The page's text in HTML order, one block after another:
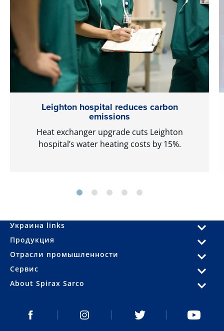
Leighton hospital reduces carbon
emissions
Heat exchanger upgrade cuts Leighton
hospital’s water heating costs by 15%.
Украина links
Продукция
Отрасли промышленности
Сервис
About Spirax Sarco